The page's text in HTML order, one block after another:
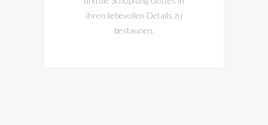
ihren liebevollen Details zu
bestaunen.